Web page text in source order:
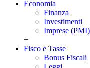
Economia
Finanza
Investimenti
Imprese (PMI)
+
Fisco e Tasse
Bonus Fiscali
Leggi